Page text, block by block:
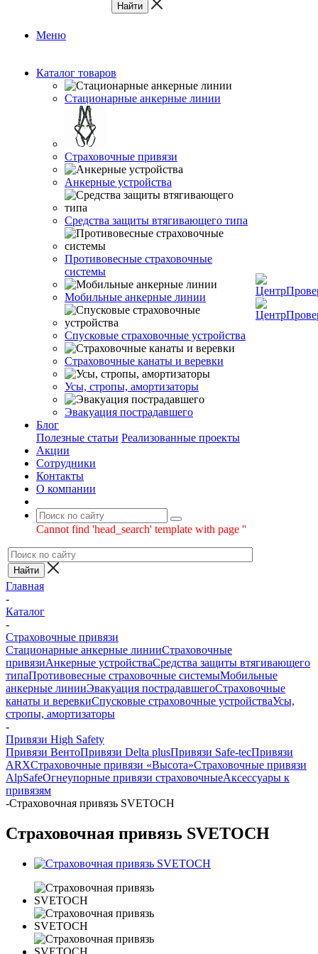
Меню
Каталог товаров
Стационарные анкерные линии
Страховочные привязи
Анкерные устройства
Средства защиты втягивающего типа
Противовесные страховочные
системы
Мобильные анкерные линии
Спусковые страховочные устройства
Страховочные канаты и веревки
Усы, стропы, амортизаторы
Эвакуация пострадавшего
Блог
Полезные статьи Реализованные проекты
Акции
Сотрудники
Контакты
О компании
Cannot find 'head_search' template with page ''
Главная
-
Каталог
-
Страховочные привязи
Стационарные анкерные линииСтраховочные
привязиАнкерные устройстваСредства защиты втягивающего
типаПротивовесные страховочные системыМобильные
анкерные линииЭвакуация пострадавшегоСтраховочные
канаты и веревкиСпусковые страховочные устройстваУсы,
стропы, амортизаторы
-
Привязи High Safety
Привязи ВентоПривязи Delta plusПривязи Safe-tecПривязи
ARXСтраховочные привязи «Высота»Страховочные привязи
AlpSafeОгнеупорные привязи страховочныеАксессуары к
привязям
-Страховочная привязь SVETOCH
Страховочная привязь SVETOCH